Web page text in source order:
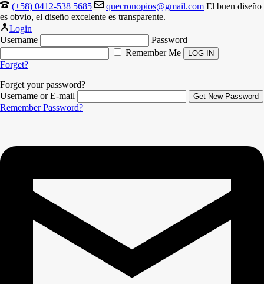
(+58) 0412-538 5685 quecronopios@gmail.com El buen diseño
es obvio, el diseño excelente es transparente.
Login
Username
Password
Remember Me
Forget?
Forget your password?
Username or E-mail
Remember Password?